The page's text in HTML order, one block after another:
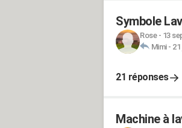
Symbole
Rose- 13
Mimi- 21
21 réponses
Machine à